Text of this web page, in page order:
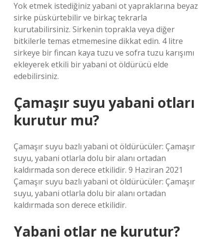
Yok etmek istediğiniz yabani ot yapraklarına beyaz
sirke püskürtebilir ve birkaç tekrarla
kurutabilirsiniz. Sirkenin toprakla veya diğer
bitkilerle temas etmemesine dikkat edin. 4 litre
sirkeye bir fincan kaya tuzu ve sofra tuzu karışımı
ekleyerek etkili bir yabani ot öldürücü elde
edebilirsiniz.
Çamaşır suyu yabani otları
kurutur mu?
Çamaşır suyu bazlı yabani ot öldürücüler: Çamaşır
suyu, yabani otlarla dolu bir alanı ortadan
kaldırmada son derece etkilidir. 9 Haziran 2021
Çamaşır suyu bazlı yabani ot öldürücüler: Çamaşır
suyu, yabani otlarla dolu bir alanı ortadan
kaldırmada son derece etkilidir.
Yabani otlar ne kurutur?